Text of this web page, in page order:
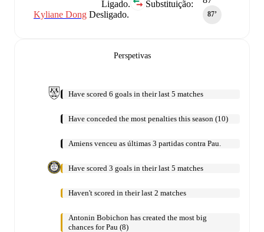
87‎’‎
Substituição:
Ligado.
Kyliane Dong Desligado.
Perspetivas
Have scored 6 goals in their last 5 matches
Have conceded the most penalties this season (10)
Amiens venceu as últimas 3 partidas contra Pau.
Have scored 3 goals in their last 5 matches
Haven't scored in their last 2 matches
Antonin Bobichon has created the most big
chances for Pau (8)